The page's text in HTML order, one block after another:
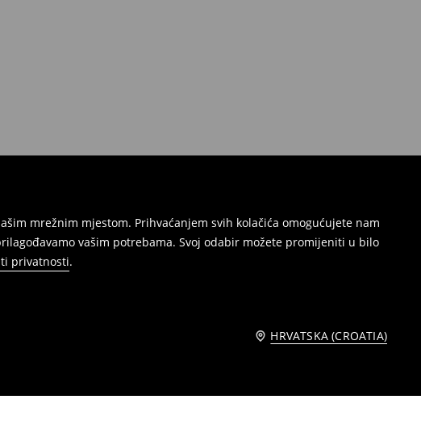
mrežnim mjestom. Prihvaćanjem svih kolačića omogućujete nam
vašim potrebama. Svoj odabir možete promijeniti u bilo
privatnosti.
HRVATSKA (CROATIA)